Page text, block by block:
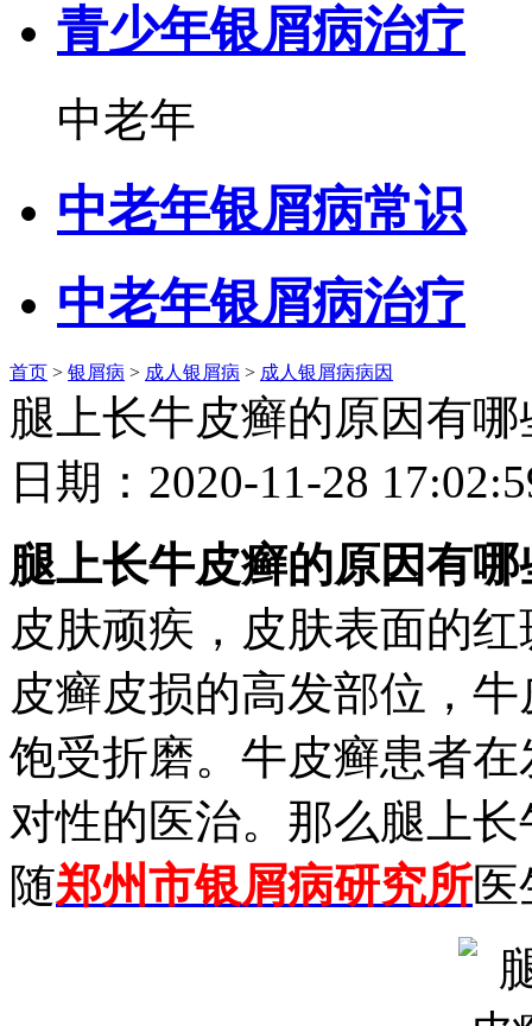
青少年银屑病治疗
中老年
中老年银屑病常识
中老年银屑病治疗
首页 > 银屑病 > 成人银屑病 > 成人银屑病病因
腿上长牛皮癣的原因有哪
日期：2020-11-28
腿上长牛皮癣的原因有哪
皮肤顽疾，皮肤表面的
皮癣皮损的高发部位，
饱受折磨。牛皮癣患者
对性的医治。那么腿上
随郑州市银屑病研究所